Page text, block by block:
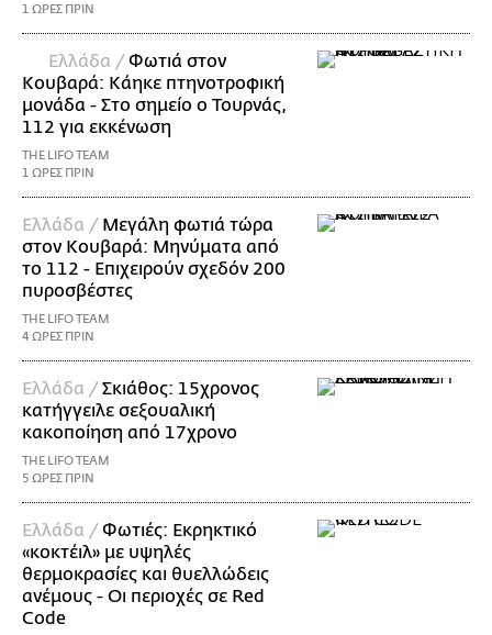
1 ΩΡΕΣ ΠΡΙΝ
Ελλάδα /Φωτιά στον
Κουβαρά: Κάηκε πτηνοτροφική
μονάδα - Στο σημείο ο Τουρνάς,
112 για εκκένωση
THE LIFO TEAM
1 ΩΡΕΣ ΠΡΙΝ
Ελλάδα / Μεγάλη φωτιά τώρα
στον Κουβαρά: Μηνύματα από
το 112 - Επιχειρούν σχεδόν 200
πυροσβέστες
THE LIFO TEAM
4 ΩΡΕΣ ΠΡΙΝ
Ελλάδα /Σκιάθος: 15χρονος
κατήγγειλε σεξουαλική
κακοποίηση από 17χρονο
THE LIFO TEAM
5 ΩΡΕΣ ΠΡΙΝ
Ελλάδα /Φωτιές: Εκρηκτικό
«κοκτέιλ» με υψηλές
θερμοκρασίες και θυελλώδεις
ανέμους - Οι περιοχές σε Red
Code